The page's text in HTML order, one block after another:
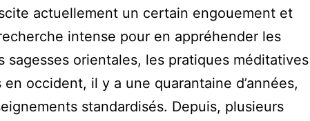
actuellement un certain engouement et
intense pour en appréhender les
sagesses orientales, les pratiques méditatives
occident, il y a une quarantaine d’années,
standardisés. Depuis, plusieurs